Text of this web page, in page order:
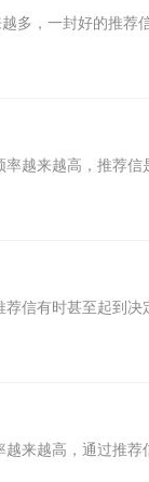
多，一封好的推荐
越来越高，推荐信
信有时甚至起到
来越高，通过推